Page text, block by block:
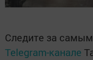
Следите за
Telegram-канале